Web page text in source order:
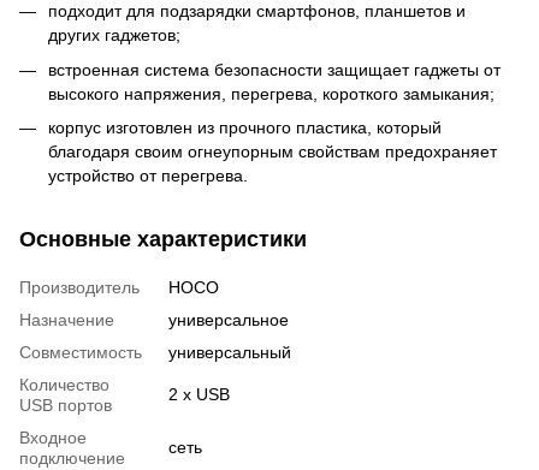
подходит для подзарядки смартфонов, планшетов и
других гаджетов;
встроенная система безопасности защищает гаджеты от
высокого напряжения, перегрева, короткого замыкания;
корпус изготовлен из прочного пластика, который
благодаря своим огнеупорным свойствам предохраняет
устройство от перегрева.
Основные характеристики
Производитель
HOCO
Назначение
универсальное
Совместимость
универсальный
Количество
USB портов
2 x USB
Входное
подключение
сеть